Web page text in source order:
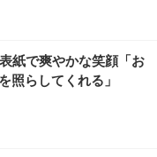
紙で爽やかな笑顔「お
照らしてくれる」